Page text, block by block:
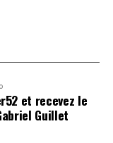
qui aura,
Le casino
pour le
et recevez le
Guillet